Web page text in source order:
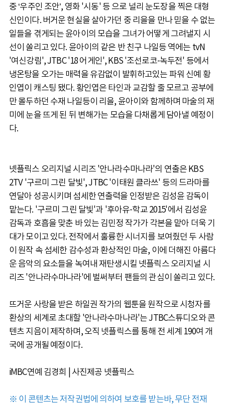
중 ‘우주인 조안’, 영화 '시동' 등 으로 널리 눈도장을 찍은 대형
신인이다. 버거운 현실을 살아가던 중 리을을 만나 믿을 수 없는
일들을 겪게되는 윤아이의 모습을 그녀가 어떻게 그려낼지 시
선이 쏠리고 있다. 윤아이의 같은 반 친구 나일등 역에는 tvN
'여신강림', JTBC '18 어게인', KBS '조선로코-녹두전' 등에서
냉온탕을 오가는 매력을 유감없이 발휘하고있는 파워 신예 황
인엽이 캐스팅 됐다. 황인엽은 타인과 교감할 줄 모르고 공부에
만 몰두하던 수재 나일등이 리을, 윤아이와 함께하며 마술의 재
미에 눈을 뜨게 된 뒤 변해가는 모습을 다채롭게 담아낼 예정이
다.
넷플릭스 오리지널 시리즈 '안나라수마나라'의 연출은 KBS
2TV '구르미 그린 달빛', JTBC '이태원 클라쓰' 등의 드라마를
연달아 성공시키며 섬세한 연출력을 인정받은 김성윤 감독이
맡는다. '구르미 그린 달빛'과 '후아유-학교 2015'에서 김성윤
감독과 호흡을 맞춘 바 있는 김민정 작가가 각본을 맡아 더욱 기
대가 모이고 있다. 전작에서 훌륭한 시너지를 보여줬던 두 사람
이 원작 속 섬세한 감수성과 환상적인 마술, 이에 더해진 아름다
운 음악의 요소들을 녹여내 재탄생시킬 넷플릭스 오리지널 시
리즈 '안나라수마나라'에 벌써부터 팬들의 관심이 쏠리고 있다.
뜨거운 사랑을 받은 하일권 작가의 웹툰을 원작으로 시청자를
환상의 세계로 초대할 '안나라수마나라'는 JTBC스튜디오와 콘
텐츠 지음이 제작하며, 오직 넷플릭스를 통해 전 세계 190여 개
국에 공개될 예정이다.
iMBC연예 김경희 | 사진제공 넷플릭스
※ 이 콘텐츠는 저작권법에 의하여 보호를 받는바, 무단 전재